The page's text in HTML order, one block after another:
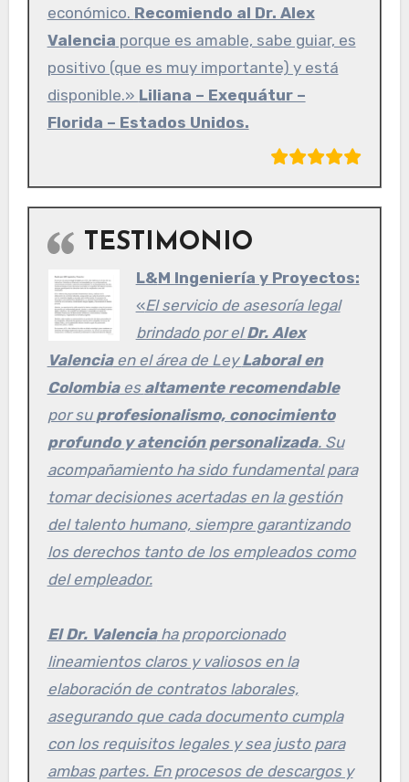
económico. Recomiendo al Dr. Alex
Valencia porque es amable, sabe guiar, es
positivo (que es muy importante) y está
disponible.» Liliana – Exequátur –
Florida – Estados Unidos.
TESTIMONIO
L&M Ingeniería y Proyectos:
«El servicio de asesoría legal
brindado por elDr. Alex
Valenciaen el área de LeyLaboral en
Colombiaes altamente recomendable
por su profesionalismo, conocimiento
profundo y atención personalizada. Su
acompañamiento ha sido fundamental para
tomar decisiones acertadas en la gestión
del talento humano, siempre garantizando
los derechos tanto de los empleados como
del empleador.
El Dr. Valenciaha proporcionado
lineamientos claros y valiosos en la
elaboración de contratos laborales,
asegurando que cada documento cumpla
con los requisitos legales y sea justo para
ambas partes. En procesos de descargos y